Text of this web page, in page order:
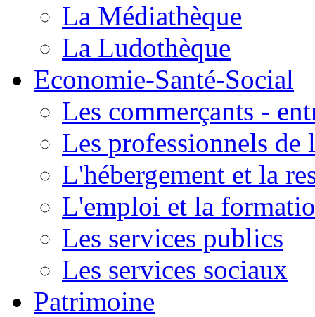
La Médiathèque
La Ludothèque
Economie-Santé-Social
Les commerçants -
Les professionnels de
L'hébergement et la
L'emploi et la
Les services publics
Les services sociaux
Patrimoine